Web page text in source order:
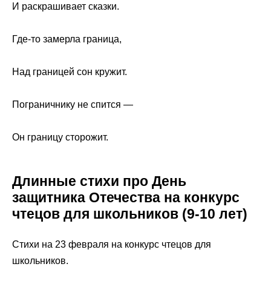
И раскрашивает сказки.
Где-то замерла граница,
Над границей сон кружит.
Пограничнику не спится —
Он границу сторожит.
Длинные стихи про День
защитника Отечества на конкурс
чтецов для школьников (9-10 лет)
Стихи на 23 февраля на конкурс чтецов для
школьников.